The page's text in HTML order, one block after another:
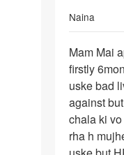
Naina
Mam
Mai
apne
boyfriend
ke…
Mam Mai
firstly
uske bad
against
chala ki
rha h